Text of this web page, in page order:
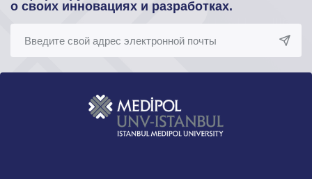
о своих инновациях и разработках.